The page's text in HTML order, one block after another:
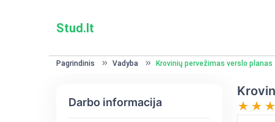
Stud.lt
Pagrindinis Vadyba Krovinių pervežimas verslo planas
Darbo informacija